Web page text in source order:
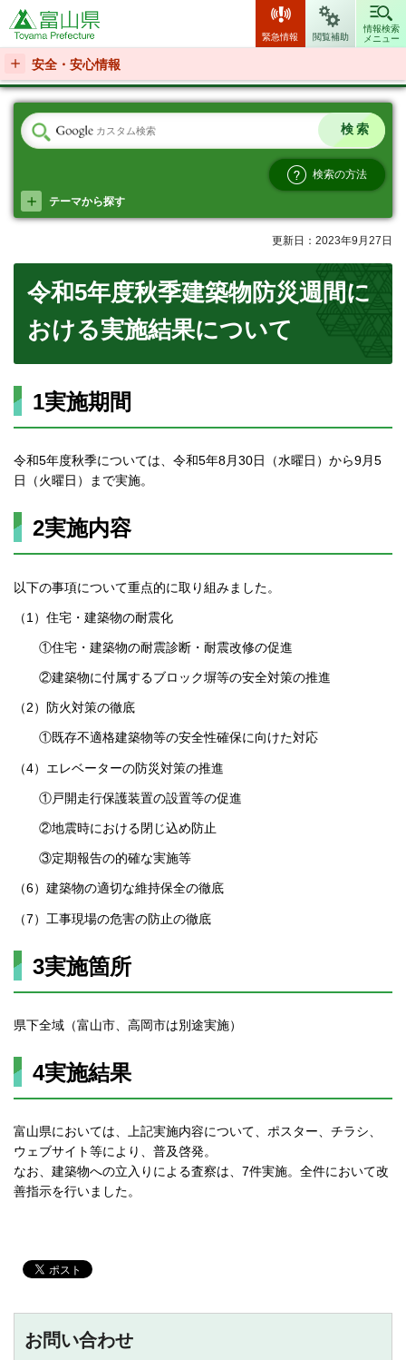
富山県
緊急情報 閲覧補助
情報検索
メニュー
安全・安心情報
検索の方法
テーマから探す
更新日：2023年9月27日
令和5年度秋季建築物防災週間に
おける実施結果について
1実施期間
令和5年度秋季については、令和5年8月30日（水曜日）から9月5
日（火曜日）まで実施。
2実施内容
以下の事項について重点的に取り組みました。
（1）住宅・建築物の耐震化
①住宅・建築物の耐震診断・耐震改修の促進
②建築物に付属するブロック塀等の安全対策の推進
（2）防火対策の徹底
①既存不適格建築物等の安全性確保に向けた対応
（4）エレベーターの防災対策の推進
①戸開走行保護装置の設置等の促進
②地震時における閉じ込め防止
③定期報告の的確な実施等
（6）建築物の適切な維持保全の徹底
（7）工事現場の危害の防止の徹底
3実施箇所
県下全域（富山市、高岡市は別途実施）
4実施結果
富山県においては、上記実施内容について、ポスター、チラシ、
ウェブサイト等により、普及啓発。
なお、建築物への立入りによる査察は、7件実施。全件において改
善指示を行いました。
お問い合わせ